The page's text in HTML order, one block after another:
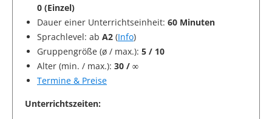
0 (Einzel)
Dauer einer Unterrichtseinheit: 60 Minuten
Sprachlevel: ab A2 (Info)
Gruppengröße (ø / max.): 5 / 10
Alter (min. / max.): 30 / ∞
Termine & Preise
Unterrichtszeiten: